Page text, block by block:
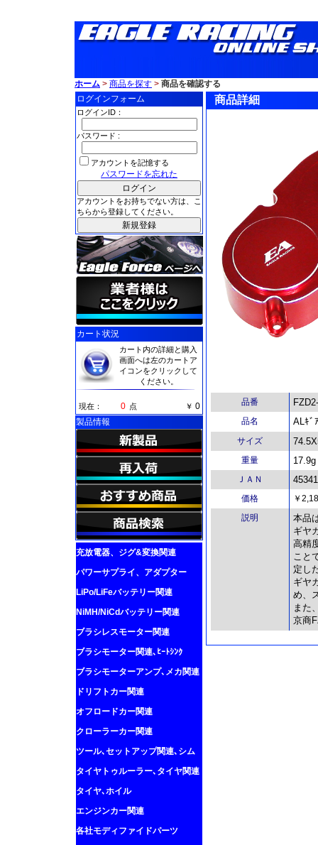
ホーム > 商品を探す > 商品を確認する
ログインフォーム
ログインID：
パスワード :
アカウントを記憶する
パスワードを忘れた
アカウントをお持ちでない方は、こ
ちらから登録してください。
カート状況
カート内の詳細と購入
画面へは左のカートア
イコンをクリックして
ください。
現在： 0 点 ￥ 0
製品情報
充放電器、ジグ&変換関連
パワーサプライ、アダプター
LiPo/LiFeバッテリー関連
NiMH/NiCdバッテリー関連
ブラシレスモーター関連
ブラシモーター関連､ﾋｰﾄｼﾝｸ
ブラシモーターアンプ､メカ関連
ドリフトカー関連
オフロードカー関連
クローラーカー関連
ツール､セットアップ関連､シム
タイヤトゥルーラー､タイヤ関連
タイヤ､ホイル
エンジンカー関連
各社モディファイドパーツ
商品詳細
品番
品名 ALｷﾞ
サイズ
重量 17.9g
ＪＡＮ
価格
￥
説明
本品
ギヤ
高精
こと
定し
ギヤ
め、
また
京商